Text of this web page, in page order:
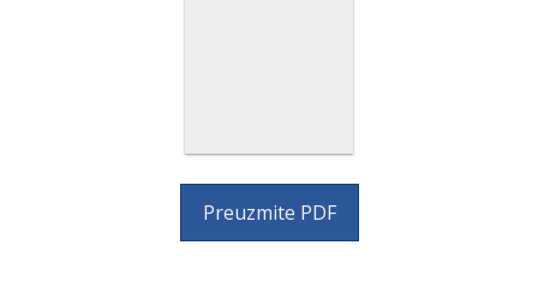
Preuzmite PDF